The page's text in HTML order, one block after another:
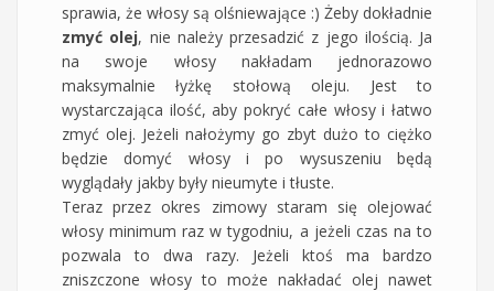
sprawia, że włosy są olśniewające :) Żeby dokładnie
zmyć olej, nie należy przesadzić z jego ilością. Ja
na swoje włosy nakładam jednorazowo
maksymalnie łyżkę stołową oleju. Jest to
wystarczająca ilość, aby pokryć całe włosy i łatwo
zmyć olej. Jeżeli nałożymy go zbyt dużo to ciężko
będzie domyć włosy i po wysuszeniu będą
wyglądały jakby były nieumyte i tłuste.
Teraz przez okres zimowy staram się olejować
włosy minimum raz w tygodniu, a jeżeli czas na to
pozwala to dwa razy. Jeżeli ktoś ma bardzo
zniszczone włosy to może nakładać olej nawet